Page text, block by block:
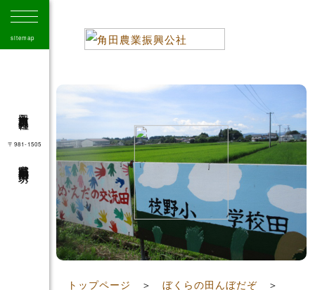
sitemap
角田市農業振興公社
〒981-1505
41
トップページ ＞ぼくらの田んぼだぞ ＞